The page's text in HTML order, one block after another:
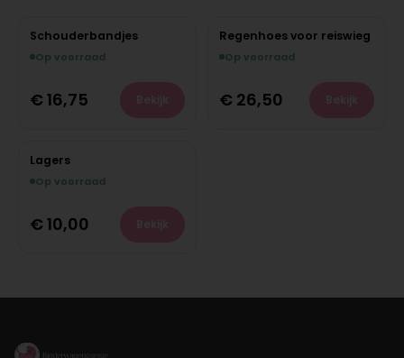
Schouderbandjes
Op voorraad
€ 16,75
Regenhoes voor reiswieg
Op voorraad
€ 26,50
Lagers
Op voorraad
€ 10,00